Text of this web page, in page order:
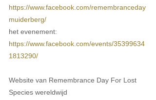
https://www.facebook.com/remembranceday
muiderberg/
het evenement:
https://www.facebook.com/events/35399634
1813290/
Website van Remembrance Day For Lost
Species wereldwijd